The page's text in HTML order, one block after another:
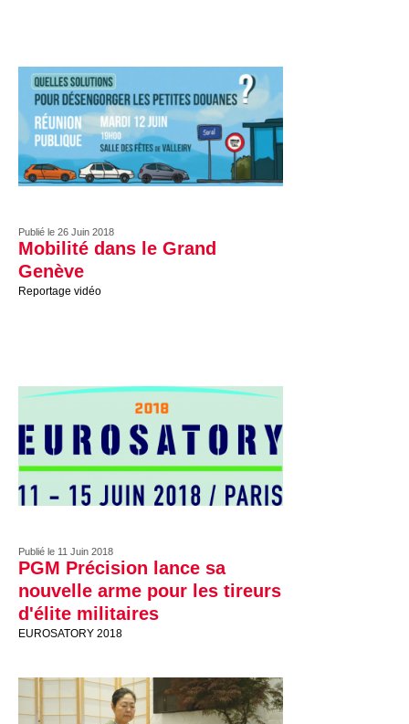
Publié le 26 Juin 2018
Mobilité dans le Grand
Genève
Reportage vidéo
Publié le 11 Juin 2018
PGM Précision lance sa
nouvelle arme pour les tireurs
d'élite militaires
EUROSATORY 2018